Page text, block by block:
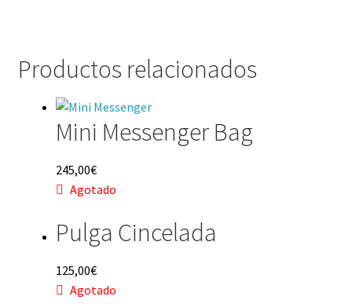
Productos relacionados
Mini Messenger Bag
245,00€
Agotado
Pulga Cincelada
125,00€
Agotado